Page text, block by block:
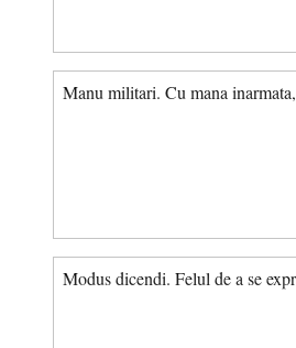
Manu militari. Cu mana
Modus dicendi. Felul de a se